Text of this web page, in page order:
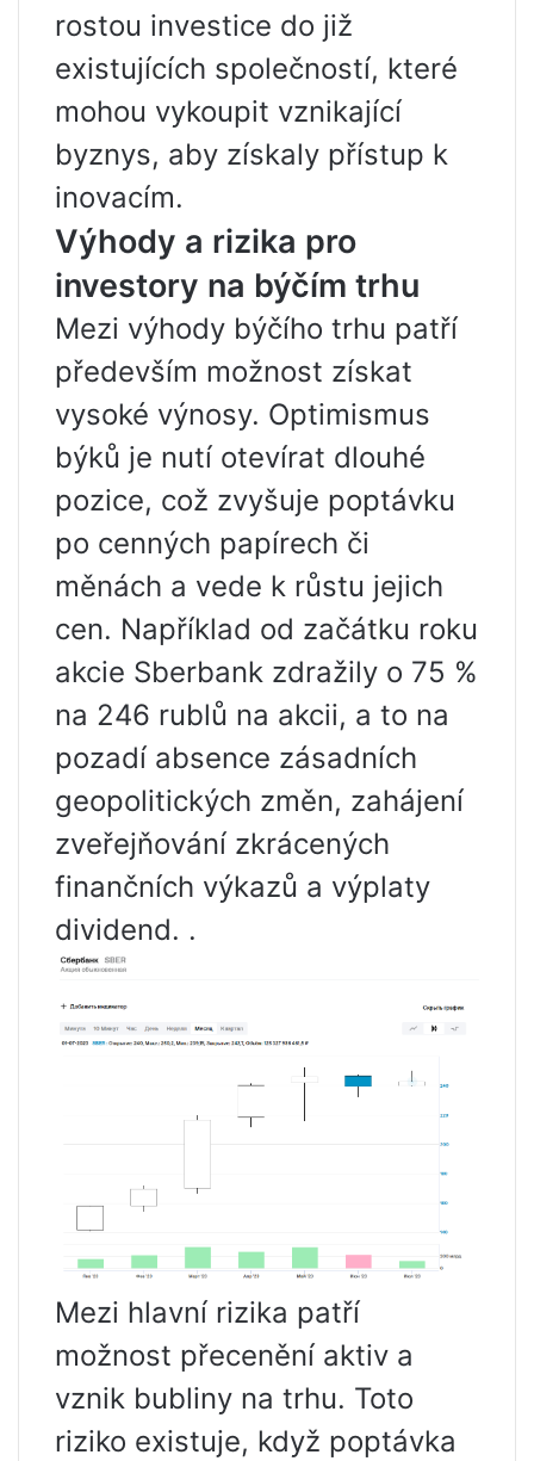
rostou investice do již
existujících společností, které
mohou vykoupit vznikající
byznys, aby získaly přístup k
inovacím.
Výhody a rizika pro
investory na býčím trhu
Mezi výhody býčího trhu patří
především možnost získat
vysoké výnosy. Optimismus
býků je nutí otevírat dlouhé
pozice, což zvyšuje poptávku
po cenných papírech či
měnách a vede k růstu jejich
cen. Například od začátku roku
akcie Sberbank zdražily o 75 %
na 246 rublů na akcii, a to na
pozadí absence zásadních
geopolitických změn, zahájení
zveřejňování zkrácených
finančních výkazů a výplaty
dividend. .
Mezi hlavní rizika patří
možnost přecenění aktiv a
vznik bubliny na trhu. Toto
riziko existuje, když poptávka